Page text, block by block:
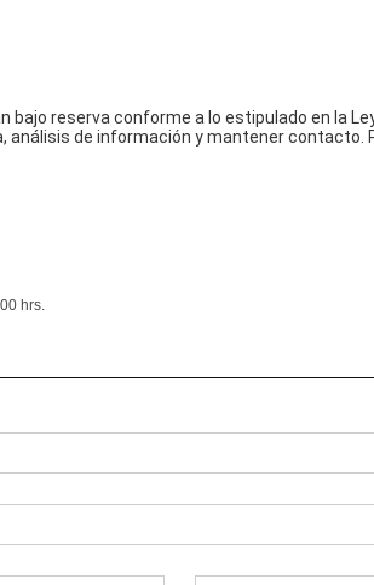
reserva conforme a lo estipulado en la
análisis de información y mantener contacto.
hrs.